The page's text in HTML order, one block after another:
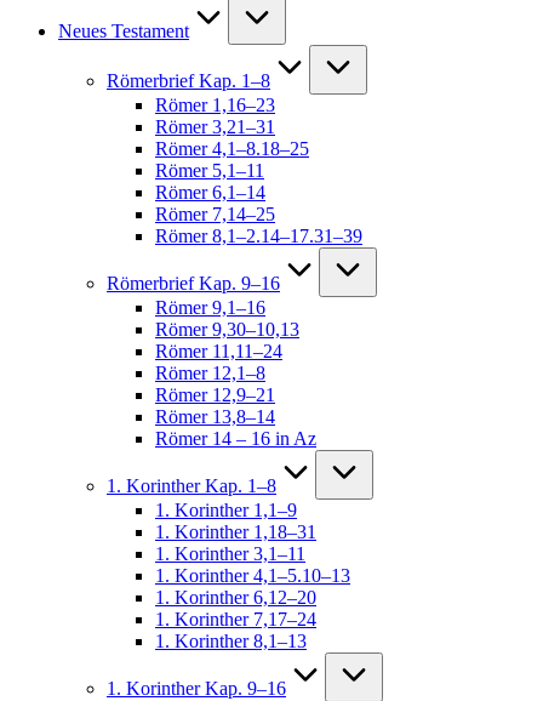
Neues Testament
Römerbrief Kap. 1–8
Römer 1,16–23
Römer 3,21–31
Römer 4,1–8.18–25
Römer 5,1–11
Römer 6,1–14
Römer 7,14–25
Römer 8,1–2.14–17.31–39
Römerbrief Kap. 9–16
Römer 9,1–16
Römer 9,30–10,13
Römer 11,11–24
Römer 12,1–8
Römer 12,9–21
Römer 13,8–14
Römer 14 – 16 in Az
1. Korinther Kap. 1–8
1. Korinther 1,1–9
1. Korinther 1,18–31
1. Korinther 3,1–11
1. Korinther 4,1–5.10–13
1. Korinther 6,12–20
1. Korinther 7,17–24
1. Korinther 8,1–13
1. Korinther Kap. 9–16